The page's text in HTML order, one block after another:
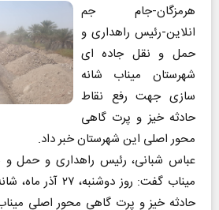
هرمزگان-جام جم
انلاین-رئیس راهداری و
حمل و نقل جاده ای
شهرستان میناب شانه
سازی جهت رفع نقاط
حادثه خیز و پرت گاهی
محور اصلی این شهرستان خبر داد.
عباس شبانی، رئیس راهداری و حمل و
میناب گفت: روز
حادثه خیز و پرت گاهی محور اصلی